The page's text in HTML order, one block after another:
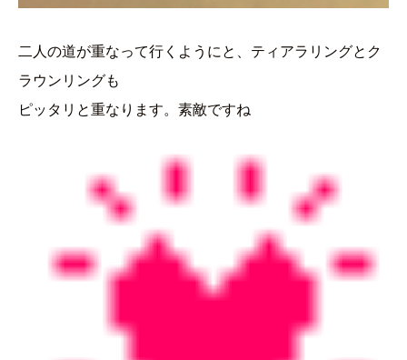
二人の道が重なって行くようにと、ティアラリングとク
ラウンリングも
ピッタリと重なります。素敵ですね